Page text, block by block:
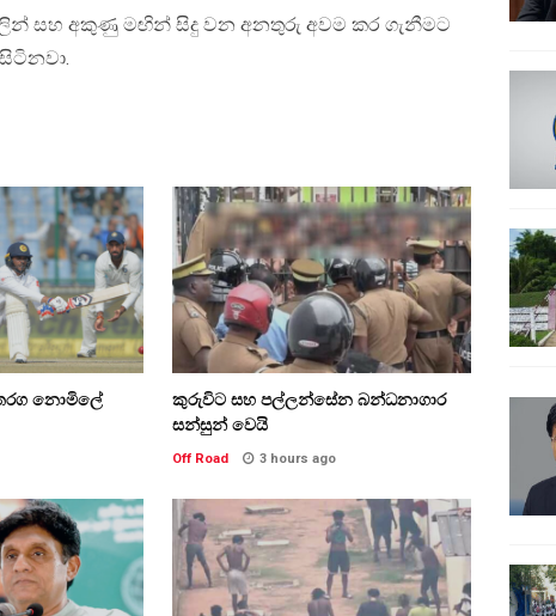
සහ අකුණු මඟින් සිදු වන අනතුරු අවම කර ගැනීමට
නොමිලේ
කුරුවිට සහ පල්ලන්සේන බන්ධනාගාර
සන්සුන් වෙයි
Off Road 3 hours ago